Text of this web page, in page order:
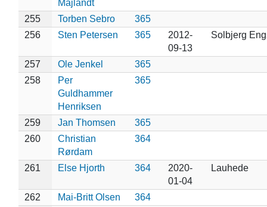
Majlandt
255 Torben Sebro
365
256
Sten Petersen 365
2012-
09-13
Solbjerg
257 Ole Jenkel
365
258
Per
Guldhammer
Henriksen
365
259 Jan Thomsen
365
260
Christian
Rørdam
364
261 Else Hjorth 364
2020-
01-04
Lauhede
262 Mai-Britt Olsen
364